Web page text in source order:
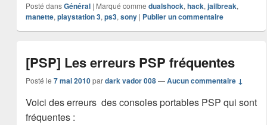
Posté dans Général | Marqué comme dualshock, hack, jailbreak,
manette, playstation 3, ps3, sony | Publier un commentaire
[PSP] Les erreurs PSP fréquentes
Posté le 7 mai 2010 pardark vador 008 —Aucun commentaire ↓
Voici des erreurs des consoles portables PSP qui sont
fréquentes :